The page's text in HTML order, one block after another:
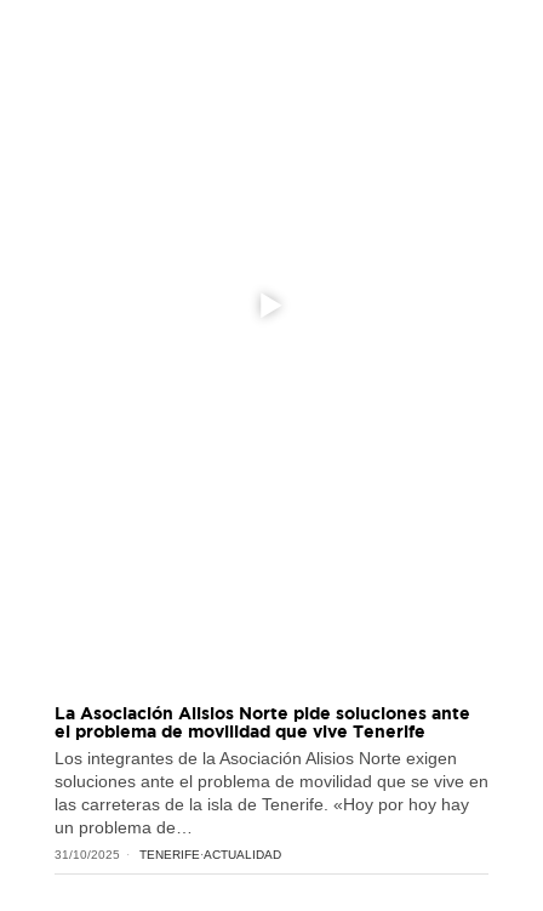
La Asociación Alisios Norte pide soluciones ante
el problema de movilidad que vive Tenerife
Los integrantes de la Asociación Alisios Norte exigen
soluciones ante el problema de movilidad que se vive en
las carreteras de la isla de Tenerife. «Hoy por hoy hay
un problema de…
31/10/2025 TENERIFE·ACTUALIDAD